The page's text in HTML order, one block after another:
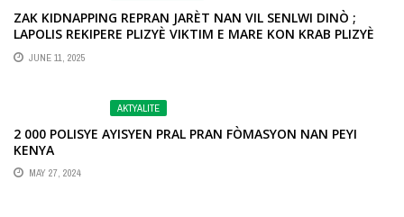
ZAK KIDNAPPING REPRAN JARÈT NAN VIL SENLWI DINÒ ;
LAPOLIS REKIPERE PLIZYÈ VIKTIM E MARE KON KRAB PLIZYÈ
TEWORIS
JUNE 11, 2025
AKTYALITE
2 000 POLISYE AYISYEN PRAL PRAN FÒMASYON NAN PEYI
KENYA
MAY 27, 2024